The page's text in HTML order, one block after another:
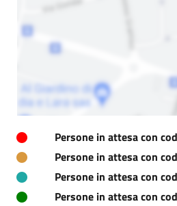
Persone in attesa con
Persone in attesa con
Persone in attesa con
Persone in attesa con